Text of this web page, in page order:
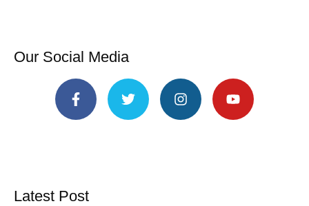
Our Social Media
Latest Post